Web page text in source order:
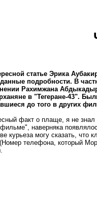
статье Эрика
подробности. В
Рахимжана
в "Тегеране-43".
до того в других
факт о плаще, я не знал
наверняка
курьеза могу сказать,
телефона, который